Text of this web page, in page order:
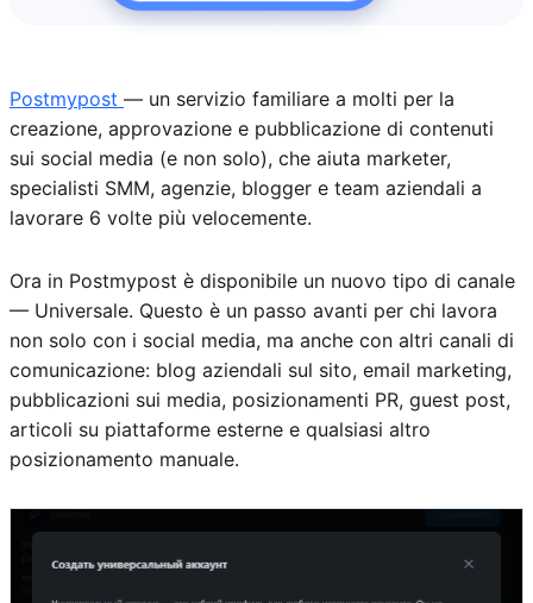
Postmypost — un servizio familiare a molti per la
creazione, approvazione e pubblicazione di contenuti
sui social media (e non solo), che aiuta marketer,
specialisti SMM, agenzie, blogger e team aziendali a
lavorare 6 volte più velocemente.
Ora in Postmypost è disponibile un nuovo tipo di canale
— Universale. Questo è un passo avanti per chi lavora
non solo con i social media, ma anche con altri canali di
comunicazione: blog aziendali sul sito, email marketing,
pubblicazioni sui media, posizionamenti PR, guest post,
articoli su piattaforme esterne e qualsiasi altro
posizionamento manuale.